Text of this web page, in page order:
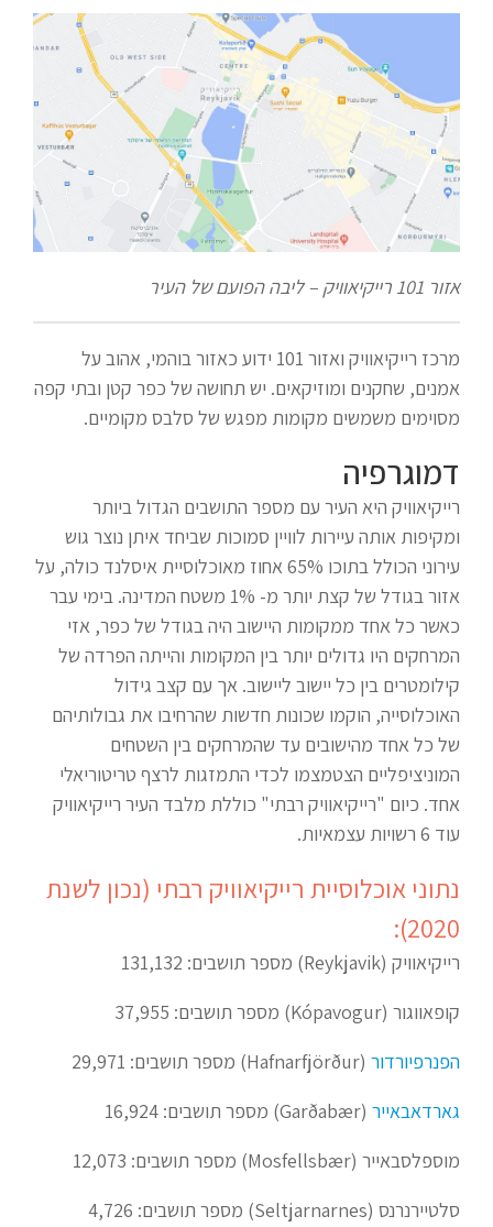
אזור 101 רייקיאוויק – ליבה הפועם של העיר
מרכז רייקיאוויק ואזור 101 ידוע כאזור בוהמי, אהוב על
אמנים, שחקנים ומוזיקאים. יש תחושה של כפר קטן ובתי קפה
מסוימים משמשים מקומות מפגש של סלבס מקומיים.
דמוגרפיה
רייקיאוויק היא העיר עם מספר התושבים הגדול ביותר
ומקיפות אותה עיירות לוויין סמוכות שביחד איתן נוצר גוש
עירוני הכולל בתוכו 65% אחוז מאוכלוסיית איסלנד כולה, על
אזור בגודל של קצת יותר מ- 1% משטח המדינה. בימי עבר
כאשר כל אחד ממקומות היישוב היה בגודל של כפר, אזי
המרחקים היו גדולים יותר בין המקומות והייתה הפרדה של
קילומטרים בין כל יישוב ליישוב. אך עם קצב גידול
האוכלוסייה, הוקמו שכונות חדשות שהרחיבו את גבולותיהם
של כל אחד מהישובים עד שהמרחקים בין השטחים
המוניציפליים הצטמצמו לכדי התמזגות לרצף טריטוריאלי
אחד. כיום "רייקיאוויק רבתי" כוללת מלבד העיר רייקיאוויק
עוד 6 רשויות עצמאיות.
נתוני אוכלוסיית רייקיאוויק רבתי (נכון לשנת
2020):
רייקיאוויק (Reykjavik) מספר תושבים: 131,132
קופאווגור (Kópavogur) מספר תושבים: 37,955
הפנרפיורדור (Hafnarfjörður) מספר תושבים: 29,971
גארדאבאייר (Garðabær) מספר תושבים: 16,924
מוספלסבאייר (Mosfellsbær) מספר תושבים: 12,073
סלטיירנרנס (Seltjarnarnes) מספר תושבים: 4,726